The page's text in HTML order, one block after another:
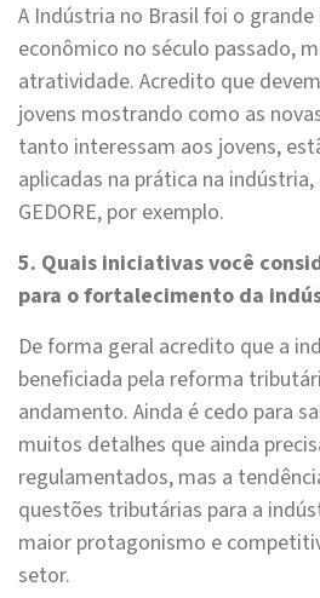
A Indústria no Brasil foi o
econômico no século passado,
atratividade. Acredito que
jovens mostrando como as
tanto interessam aos jovens,
aplicadas na prática na
GEDORE, por exemplo.
5. Quais iniciativas você
para o fortalecimento da
De forma geral acredito que a
beneficiada pela reforma
andamento. Ainda é cedo para
muitos detalhes que ainda
regulamentados, mas a
questões tributárias para a
maior protagonismo e
setor.